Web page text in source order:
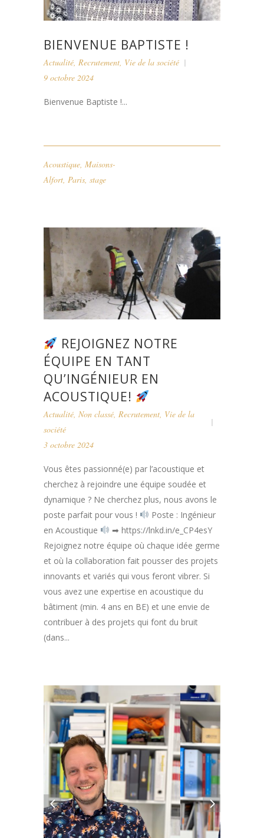
BIENVENUE BAPTISTE !
Actualité Recrutement Vie de la société
9 octobre 2024
Bienvenue Baptiste !...
Acoustique Maisons-
Alfort Paris stage
REJOIGNEZ NOTRE
ÉQUIPE EN TANT
QU’INGÉNIEUR EN
ACOUSTIQUE!
Actualité Non classé Recrutement Vie de la
société
3 octobre 2024
Vous êtes passionné(e) par l’acoustique et
cherchez à rejoindre une équipe soudée et
dynamique ? Ne cherchez plus, nous avons le
poste parfait pour vous !
Poste : Ingénieur
en Acoustique
➡ https://lnkd.in/e_CP4esY
Rejoignez notre équipe où chaque idée germe
et où la collaboration fait pousser des projets
innovants et variés qui vous feront vibrer. Si
vous avez une expertise en acoustique du
bâtiment (min. 4 ans en BE) et une envie de
contribuer à des projets qui font du bruit
(dans...